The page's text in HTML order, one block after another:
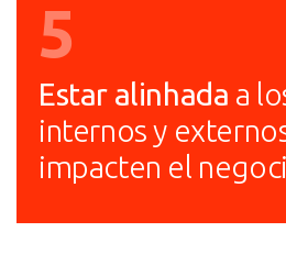
5
Estar alinhada a
internos y
impacten el